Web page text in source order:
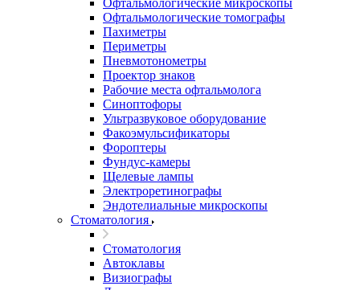
Офтальмологические микроскопы
Офтальмологические томографы
Пахиметры
Периметры
Пневмотонометры
Проектор знаков
Рабочие места офтальмолога
Синоптофоры
Ультразвуковое оборудование
Факоэмульсификаторы
Фороптеры
Фундус-камеры
Щелевые лампы
Электроретинографы
Эндотелиальные микроскопы
Стоматология
Стоматология
Автоклавы
Визиографы